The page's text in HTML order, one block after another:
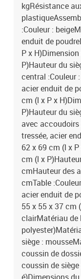
kgRésistance
:Couleur :
enduit de
P x
P)Hauteur du
central :Couleur
acier enduit de
cm (l x P x
P)Hauteur du
avec accoudoirs
tressée, acier
62 x 69 cm (l x
cm (l x
cmHauteur des
cmTable
acier enduit de
55 x 55 x 37 cm
clairMatériau de
siège :
coussin de
coussin de